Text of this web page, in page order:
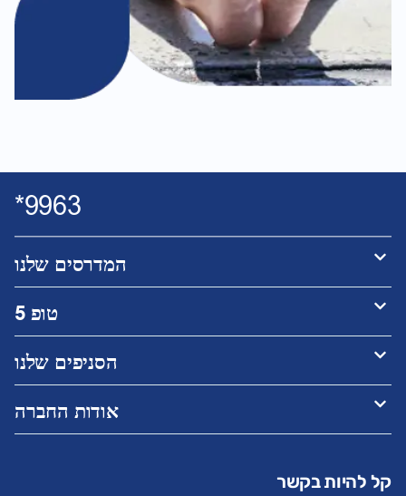
9963*
קל להיות בקשר
המדרסים שלנו
טופ 5
הסניפים שלנו
אודות החברה